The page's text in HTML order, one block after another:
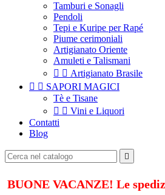
Tamburi e Sonagli
Pendoli
Tepi e Kuripe per Rapé
Piume cerimoniali
Artigianato Oriente
Amuleti e Talismani
  Artigianato Brasile
  SAPORI MAGICI
Tè e Tisane
  Vini e Liquori
Contatti
Blog

BUONE VACANZE! Le